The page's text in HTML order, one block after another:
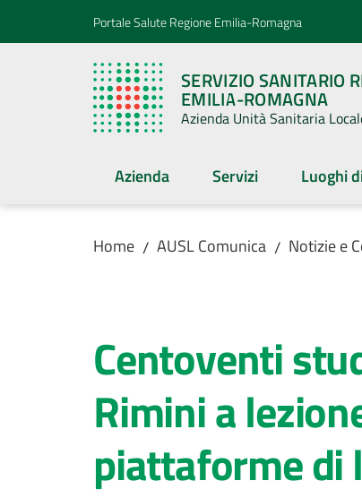
Vai al contenuto
Vai alla navigazionePortale Salute Regione Emilia-Romagna
SERVIZIO SANITARIO
EMILIA-ROMAGNA
Azienda Unità Sanitaria
Azienda Servizi Luoghi
Home / AUSL Comunica / Notizie e
Centoventi
Rimini a
piattaforme di